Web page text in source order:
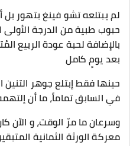
لم يبتلعه تشو فينغ بتهور بل
حبوب طبية من الدرجة
بالإضافة لحبة عودة الربيع
بعد يومٍ كامل
حينها فقط إبتلع جوهر التنين
في السابق تماماً، ما أن
وسرعان ما مرّ الوقت، و الآن
معركة الورثة الثمانية